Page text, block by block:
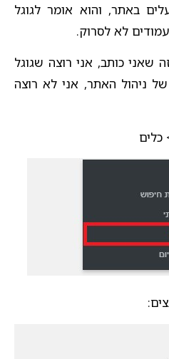
באתר, והוא אומר לגוגל
לא לסרוק.
כותב, אני רוצה שגוגל
ניהול האתר, אני לא רוצה